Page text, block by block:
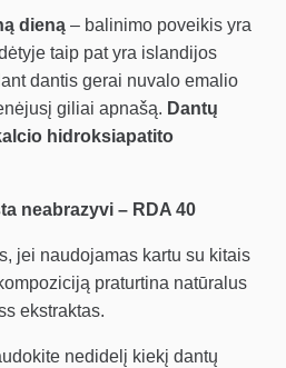
dieną – balinimo poveikis yra
taip pat yra islandijos
dantis gerai nuvalo emalio
giliai apnašą. Dantų
hidroksiapatito
neabrazyvi – RDA 40
jei naudojamas kartu su kitais
praturtina natūralus
ekstraktas.
nedidelį kiekį dantų